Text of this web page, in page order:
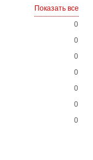
Показать все
0
0
0
0
0
0
0